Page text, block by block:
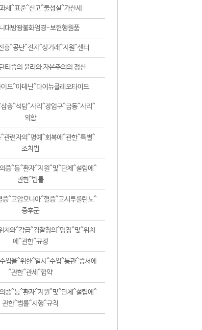
세^표준^신고^불성실^가산세
대방광불화엄경-보현행원품
흥^공단^전자^상거래^지원^센터
티즘의 윤리와 자본주의의 정신
드^아데닌^다이뉴클레오타이드
층^석탑^사리^장엄구^금동^사리^
외함
관련자의^명예^회복에^관한^특별^
조치법
증^등^환자^지원^및^단체^설립에^
관한^법률
증^고암모니아^혈증^고시투룰린뇨^
증후군
치와^각급^검찰청의^명칭^및^위치
에^관한^규정
입을^위한^일시^수입^통관^증서에
^관한^관세^협약
증^등^환자^지원^및^단체^설립에^
관한^법률^시행^규칙